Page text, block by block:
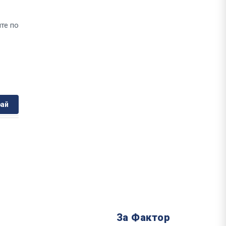
по
За Фактор